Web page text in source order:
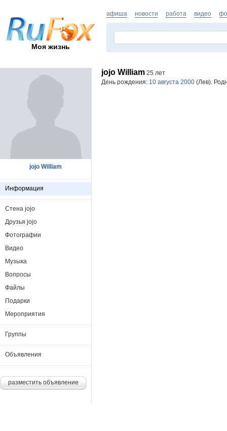
Моя жизнь
афиша новости работа видео
jojo William 25 лет
День рождения: 10 августа 2000 (Лев).
jojo William
Информация
Стена jojo
Друзья jojo
Фотографии
Видео
Музыка
Вопросы
Файлы
Подарки
Мероприятия
Группы
Объявления
разместить объявление